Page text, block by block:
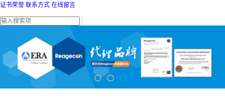
证书荣誉 联系方式 在线留言